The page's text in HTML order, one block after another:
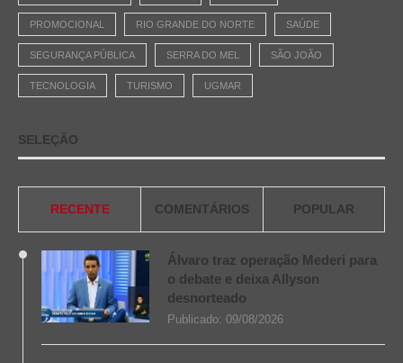
PROMOCIONAL RIO GRANDE DO NORTE SAÚDE
SEGURANÇA PÚBLICA SERRA DO MEL SÃO JOÃO
TECNOLOGIA TURISMO UGMAR
SELEÇÃO
RECENTE COMENTÁRIOS POPULAR
Álvaro traz operação Mederi para
o debate e deixa Allyson
desnorteado
Publicado: 09/08/2026